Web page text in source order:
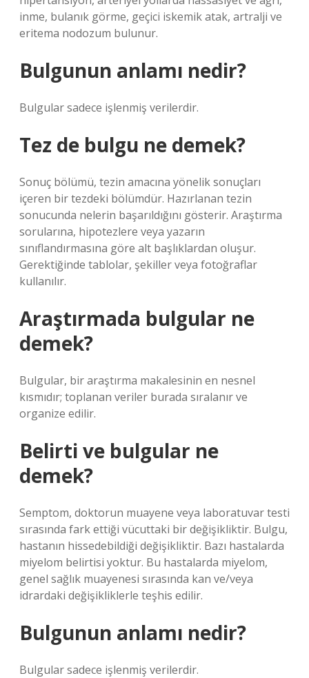
inme, bulanık görme, geçici iskemik atak, artralji ve
eritema nodozum bulunur.
Bulgunun anlamı nedir?
Bulgular sadece işlenmiş verilerdir.
Tez de bulgu ne demek?
Sonuç bölümü, tezin amacına yönelik sonuçları
içeren bir tezdeki bölümdür. Hazırlanan tezin
sonucunda nelerin başarıldığını gösterir. Araştırma
sorularına, hipotezlere veya yazarın
sınıflandırmasına göre alt başlıklardan oluşur.
Gerektiğinde tablolar, şekiller veya fotoğraflar
kullanılır.
Araştırmada bulgular ne
demek?
Bulgular, bir araştırma makalesinin en nesnel
kısmıdır; toplanan veriler burada sıralanır ve
organize edilir.
Belirti ve bulgular ne
demek?
Semptom, doktorun muayene veya laboratuvar testi
sırasında fark ettiği vücuttaki bir değişikliktir. Bulgu,
hastanın hissedebildiği değişikliktir. Bazı hastalarda
miyelom belirtisi yoktur. Bu hastalarda miyelom,
genel sağlık muayenesi sırasında kan ve/veya
idrardaki değişikliklerle teşhis edilir.
Bulgunun anlamı nedir?
Bulgular sadece işlenmiş verilerdir.